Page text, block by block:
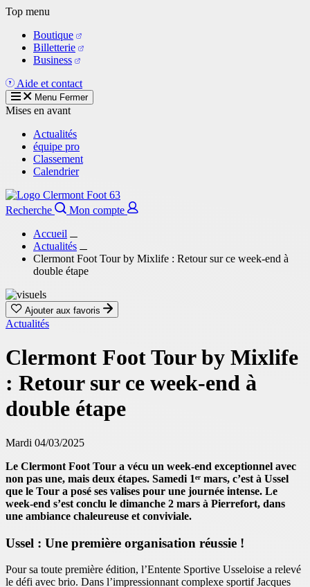
Aller
contenu
principal
Top menu
Boutique
Billetterie
Business
Aide et contact
Menu Fermer
Mises en avant
Actualités
équipe pro
Classement
Calendrier
Recherche
Mon compte
Accueil
Actualités
Clermont Foot Tour by Mixlife : Retour sur ce week-end à
double étape
Ajouter aux favoris
Actualités
Clermont Foot Tour by Mixlife
: Retour sur ce week-end à
double étape
Mardi 04/03/2025
Le Clermont Foot Tour a vécu un week-end exceptionnel avec
non pas une, mais deux étapes. Samedi 1ᵉʳ mars, c’est à Ussel
que le Tour a posé ses valises pour une journée intense. Le
week-end s’est conclu le dimanche 2 mars à Pierrefort, dans
une ambiance chaleureuse et conviviale.
Ussel : Une première organisation réussie !
Pour sa toute première édition, l’Entente Sportive Usseloise a relevé
le défi avec brio. Dans l’impressionnant complexe sportif Jacques